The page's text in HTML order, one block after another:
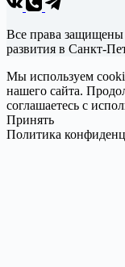
Все права защищены
развития в Санкт-
Мы используем
нашего сайта.
соглашаетесь с
Принять
Политика